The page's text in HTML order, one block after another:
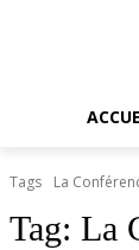
Tags La
Tag: La